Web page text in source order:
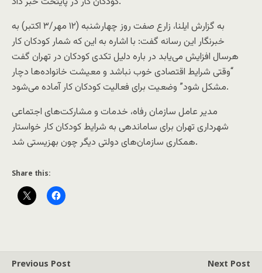
به گزارش ایلنا، زارع صفت روز چهار‌شنبه (۱۲ مهر/۳ اکتبر) به
خبرنگار اين رسانه گفت: با اشاره به این که شمار کودکان کار
هرسال افزایش می‌یابد در باره دلیل تکدی کودکان در تهران گفت
“وقتی شرایط اقتصادی خوب نباشد و معیشت خانواده‌ها دچار
مشکل شود” وضعیت برای فعالیت کودکان کار آماده می‌شود.
مدیر عامل سازمان رفاه، خدمات و مشارکت‌های اجتماعی
شهرداری تهران برای ساماندهی به شرایط کودکان کار خواستار
همکاری سازمان‌های دولتی دیگر چون بهزیستی شد.
Share this:
Previous Post Next Post